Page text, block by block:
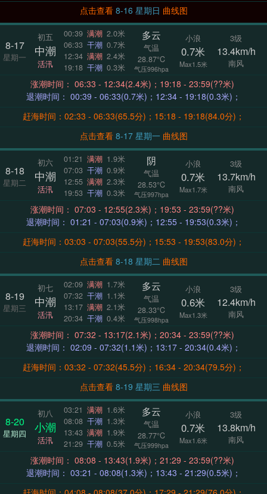
点击查看
8-16 星期日 曲线图
8-17
星期一
初五
中潮
活汛
00:39 满潮 2.0米
06:33 干潮 0.7米
12:34 满潮 2.4米
19:18 干潮 0.3米
多云
气温
28.87°C
气压996hpa
小浪
0.7米
Max1.5米
3级
13.4km/h
南风
涨潮时间： 06:33 - 12:34(2.4米)；19:18 - 23:59(??米)
退潮时间： 00:39 - 06:33(0.7米)；12:34 - 19:18(0.3米)；
赶海时间：02:33 - 06:33(65.5分)；15:18 - 19:18(84.0分)；
点击查看
8-17 星期一 曲线图
8-18
星期二
初六
中潮
活汛
01:21 满潮 1.9米
07:03 干潮 0.9米
12:55 满潮 2.3米
19:53 干潮 0.3米
阴
气温
28.53°C
气压997hpa
小浪
0.7米
Max1.7米
3级
13.7km/h
南风
涨潮时间： 07:03 - 12:55(2.3米)；19:53 - 23:59(??米)
退潮时间： 01:21 - 07:03(0.9米)；12:55 - 19:53(0.3米)；
赶海时间：03:03 - 07:03(55.5分)；15:53 - 19:53(83.0分)；
点击查看
8-18 星期二 曲线图
8-19
星期三
初七
中潮
活汛
02:09 满潮 1.7米
07:32 干潮 1.1米
13:17 满潮 2.1米
20:34 干潮 0.4米
多云
气温
28.33°C
气压998hpa
小浪
0.6米
Max1.3米
3级
12.4km/h
南风
涨潮时间： 07:32 - 13:17(2.1米)；20:34 - 23:59(??米)
退潮时间： 02:09 - 07:32(1.1米)；13:17 - 20:34(0.4米)；
赶海时间：03:32 - 07:32(45.5分)；16:34 - 20:34(79.5分)；
点击查看
8-19 星期三 曲线图
8-20
星期四
初八
小潮
活汛
03:21 满潮 1.6米
08:08 干潮 1.3米
13:43 满潮 1.9米
21:29 干潮 0.5米
多云
气温
28.77°C
气压999hpa
小浪
0.7米
Max1.6米
3级
13.8km/h
南风
涨潮时间： 08:08 - 13:43(1.9米)；21:29 - 23:59(??米)
退潮时间： 03:21 - 08:08(1.3米)；13:43 - 21:29(0.5米)；